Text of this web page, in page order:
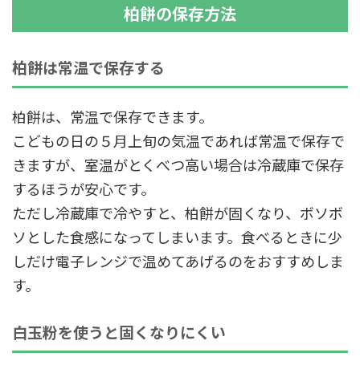
柏餅の保存方法
柏餅は常温で保存する
柏餅は、常温で保存できます。
こどもの日の５月上旬の気温であれば常温で保存で
きますが、室温がとくべつ高い場合は冷蔵庫で保存
するほうが安心です。
ただし冷蔵庫で冷やすと、柏餅が固くなり、ボソボ
ソとした食感になってしまいます。食べるときに少
しだけ電子レンジで温めてあげるのをおすすめしま
す。
白玉粉を使うと固くなりにくい